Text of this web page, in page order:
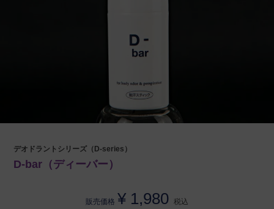
デオドラントシリーズ（D-series）
D-bar（ディーバー）
販売価格 ¥ 1,980 税込